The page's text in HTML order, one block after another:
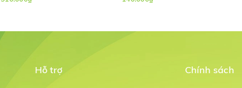
Hỗ trợ Chính sách